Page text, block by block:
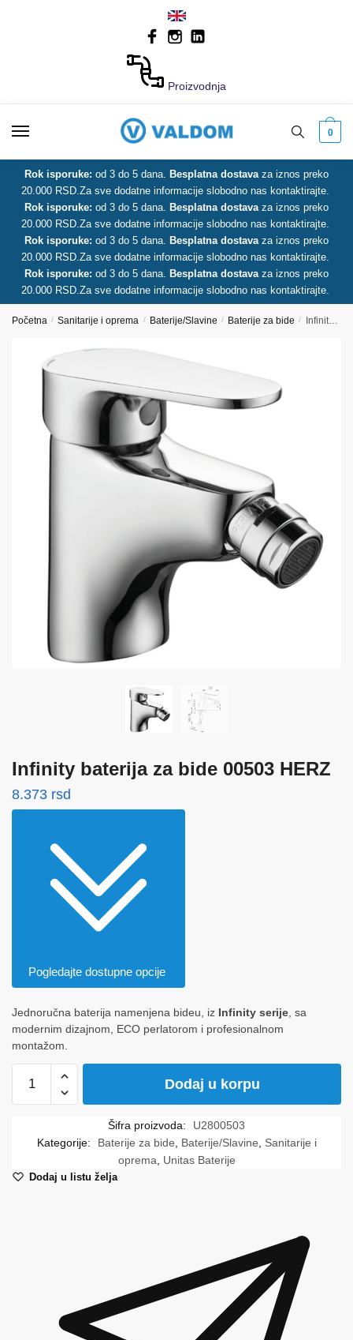
Proizvodnja
0
Rok isporuke: od 3 do 5 dana. Besplatna dostava za iznos preko
20.000 RSD. Za sve dodatne informacije slobodno nas kontaktirajte.
Rok isporuke: od 3 do 5 dana. Besplatna dostava za iznos preko
20.000 RSD. Za sve dodatne informacije slobodno nas kontaktirajte.
Rok isporuke: od 3 do 5 dana. Besplatna dostava za iznos preko
20.000 RSD. Za sve dodatne informacije slobodno nas kontaktirajte.
Rok isporuke: od 3 do 5 dana. Besplatna dostava za iznos preko
20.000 RSD. Za sve dodatne informacije slobodno nas kontaktirajte.
Početna / Sanitarije i oprema / Baterije/Slavine / Baterije za bide / Infinity baterija za bide 00503 HERZ
Infinity baterija za bide 00503 HERZ
8.373 rsd
Pogledajte dostupne opcije
Jednoručna baterija namenjena bideu, iz Infinity serije , sa
modernim dizajnom, ECO perlatorom i profesionalnom
montažom.
baterija
00503
količina
Dodaj u korpu
Šifra proizvoda:
U2800503
Kategorije:
Baterije za bide Baterije/Slavine
Sanitarije i
oprema
Unitas Baterije
Dodaj u listu želja